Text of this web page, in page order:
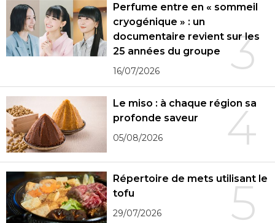
3
Perfume entre en « sommeil
cryogénique » : un
documentaire revient sur les
25 années du groupe
16/07/2026
4
Le miso : à chaque région sa
profonde saveur
05/08/2026
5
Répertoire de mets utilisant le
tofu
29/07/2026